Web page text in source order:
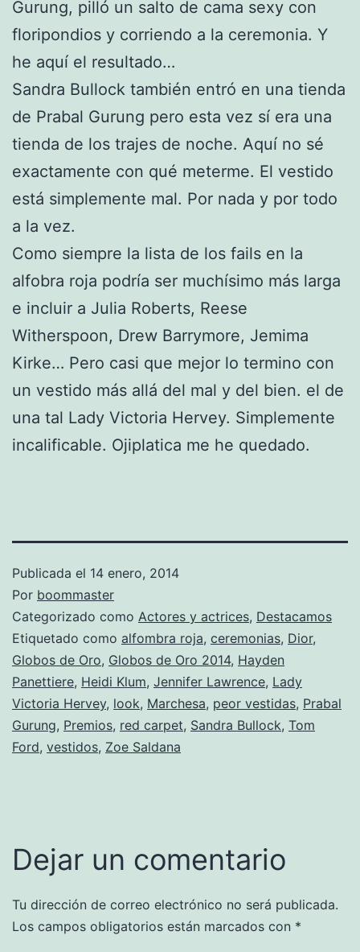
Gurung, pilló un salto de cama sexy con
floripondios y corriendo a la ceremonia. Y
he aquí el resultado…
Sandra Bullock también entró en una tienda
de Prabal Gurung pero esta vez sí era una
tienda de los trajes de noche. Aquí no sé
exactamente con qué meterme. El vestido
está simplemente mal. Por nada y por todo
a la vez.
Como siempre la lista de los fails en la
alfobra roja podría ser muchísimo más larga
e incluir a Julia Roberts, Reese
Witherspoon, Drew Barrymore, Jemima
Kirke… Pero casi que mejor lo termino con
un vestido más allá del mal y del bien. el de
una tal Lady Victoria Hervey. Simplemente
incalificable. Ojiplatica me he quedado.
Publicada el 14 enero, 2014
Por boommaster
Categorizado como Actores y actrices, Destacamos
Etiquetado como alfombra roja, ceremonias, Dior,
Globos de Oro, Globos de Oro 2014, Hayden
Panettiere, Heidi Klum, Jennifer Lawrence, Lady
Victoria Hervey, look, Marchesa, peor vestidas, Prabal
Gurung, Premios, red carpet, Sandra Bullock, Tom
Ford, vestidos, Zoe Saldana
Dejar un comentario
Tu dirección de correo electrónico no será publicada.
Los campos obligatorios están marcados con *